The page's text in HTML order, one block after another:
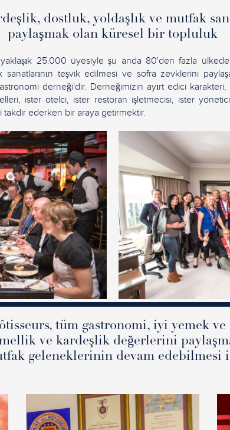
dostluk, yoldaşlık ve mutfak
paylaşmak olan küresel bir topluluk
25.000 üyesiyle şu anda 80'den fazla
teşvik edilmesi ve sofra zevklerini
derneği'dir. Derneğimizin ayırt edici
ister otelci, ister restoran işletmecisi, ister
takdir ederken bir araya getirmektir.
tüm gastronomi, iyi yemek
ve kardeşlik değerlerini
geleneklerinin devam edebilmesi